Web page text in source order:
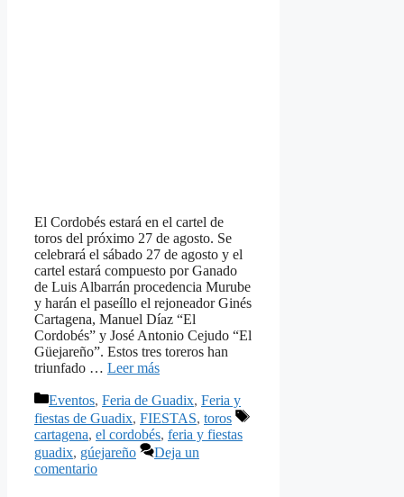
El Cordobés estará en el cartel de
toros del próximo 27 de agosto. Se
celebrará el sábado 27 de agosto y el
cartel estará compuesto por Ganado
de Luis Albarrán procedencia Murube
y harán el paseíllo el rejoneador Ginés
Cartagena, Manuel Díaz “El
Cordobés” y José Antonio Cejudo “El
Güejareño”. Estos tres toreros han
triunfado … Leer más
Categorías
Eventos, Feria de Guadix, Feria y
fiestas de Guadix, FIESTAS, toros
Etiquetas
cartagena, el cordobés, feria y fiestas
guadix, gúejareño
Deja un
comentario